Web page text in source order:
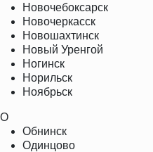
Новочебоксарск
Новочеркасск
Новошахтинск
Новый Уренгой
Ногинск
Норильск
Ноябрьск
О
Обнинск
Одинцово